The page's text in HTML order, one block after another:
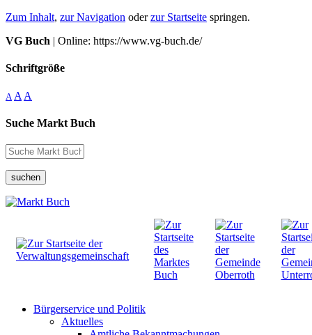
Zum Inhalt, zur Navigation oderzur Startseite springen.
VG Buch | Online: https://www.vg-buch.de/
Schriftgröße
A A A
Suche Markt Buch
suchen
Bürgerservice und Politik
Aktuelles